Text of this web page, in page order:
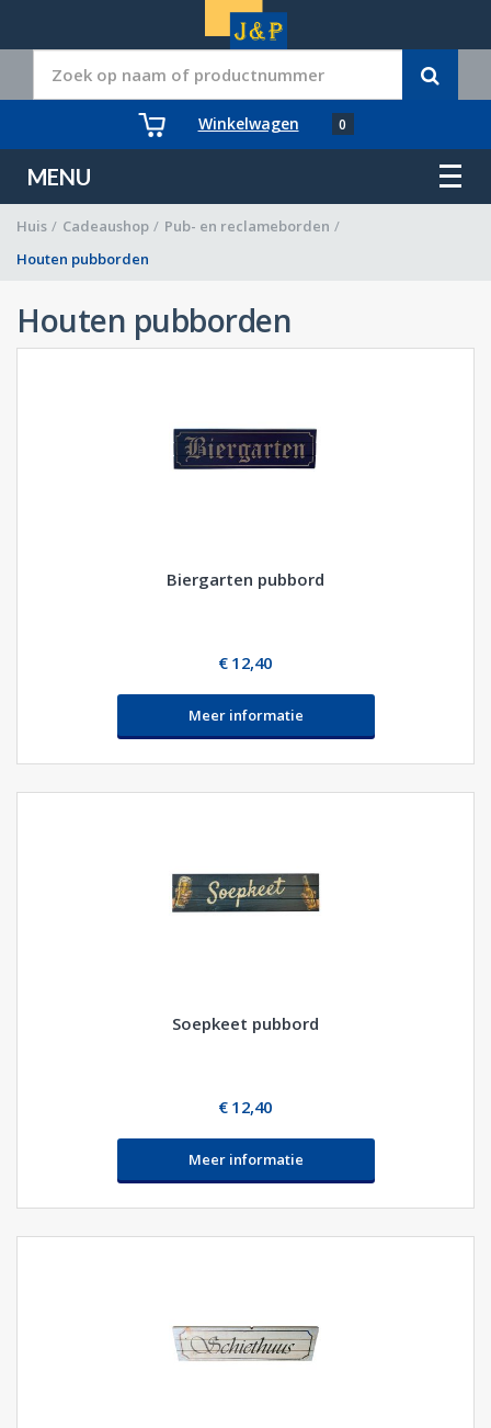
Winkelwagen 0
MENU
Huis / Cadeaushop / Pub- en reclameborden /
Houten pubborden
Houten pubborden
Biergarten pubbord
€ 12,40
Meer informatie
Soepkeet pubbord
€ 12,40
Meer informatie